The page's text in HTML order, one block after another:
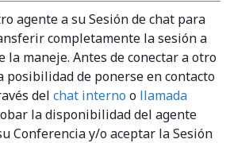
agente a su Sesión de chat para
completamente la sesión a
la maneje. Antes de conectar a otro
posibilidad de ponerse en contacto
del chat interno o llamada
la disponibilidad del agente
Conferencia y/o aceptar la Sesión